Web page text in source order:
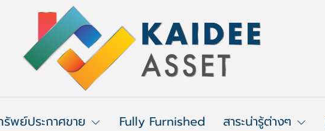
รัพย์ประกาศขาย Fully Furnished สาระน่ารู้ต่างๆ